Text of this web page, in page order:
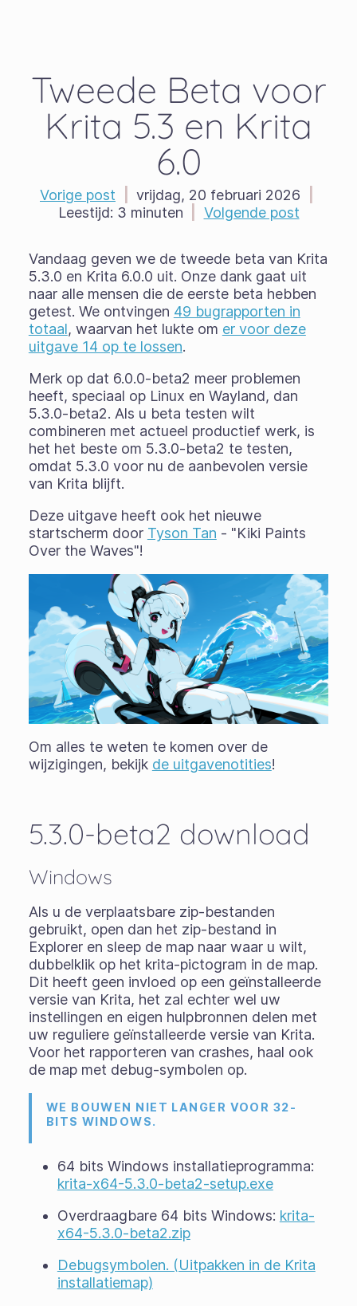
Tweede Beta voor
Krita 5.3 en Krita
6.0
Vorige post vrijdag, 20 februari 2026
Leestijd: 3 minuten Volgende post
Vandaag geven we de tweede beta van Krita
5.3.0 en Krita 6.0.0 uit. Onze dank gaat uit
naar alle mensen die de eerste beta hebben
getest. We ontvingen 49 bugrapporten in
totaal, waarvan het lukte om er voor deze
uitgave 14 op te lossen.
Merk op dat 6.0.0-beta2 meer problemen
heeft, speciaal op Linux en Wayland, dan
5.3.0-beta2. Als u beta testen wilt
combineren met actueel productief werk, is
het het beste om 5.3.0-beta2 te testen,
omdat 5.3.0 voor nu de aanbevolen versie
van Krita blijft.
Deze uitgave heeft ook het nieuwe
startscherm door Tyson Tan - "Kiki Paints
Over the Waves"!
Om alles te weten te komen over de
wijzigingen, bekijk de uitgavenotities!
5.3.0-beta2 download
Windows
Als u de verplaatsbare zip-bestanden
gebruikt, open dan het zip-bestand in
Explorer en sleep de map naar waar u wilt,
dubbelklik op het krita-pictogram in de map.
Dit heeft geen invloed op een geïnstalleerde
versie van Krita, het zal echter wel uw
instellingen en eigen hulpbronnen delen met
uw reguliere geïnstalleerde versie van Krita.
Voor het rapporteren van crashes, haal ook
de map met debug-symbolen op.
WE BOUWEN NIET LANGER VOOR 32-
BITS WINDOWS.
64 bits Windows installatieprogramma:
krita-x64-5.3.0-beta2-setup.exe
Overdraagbare 64 bits Windows: krita-
x64-5.3.0-beta2.zip
Debugsymbolen. (Uitpakken in de Krita
installatiemap)